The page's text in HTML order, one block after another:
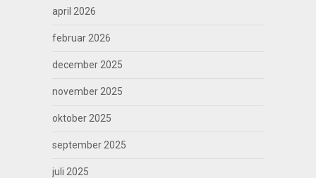
april 2026
februar 2026
december 2025
november 2025
oktober 2025
september 2025
juli 2025